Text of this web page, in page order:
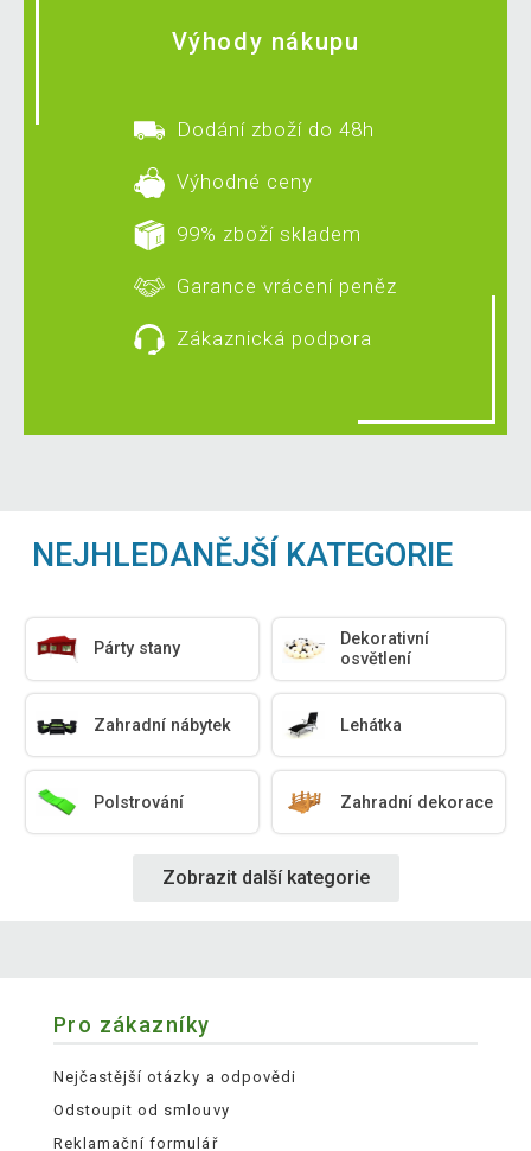
Výhody nákupu
Dodání zboží do 48h
Výhodné ceny
99% zboží skladem
Garance vrácení peněz
Zákaznická podpora
NEJHLEDANĚJŠÍ KATEGORIE
Párty stany
Dekorativní
osvětlení
Zahradní nábytek Lehátka
Polstrování Zahradní dekorace
Zobrazit další kategorie
Pro zákazníky
Nejčastější otázky a odpovědi
Odstoupit od smlouvy
Reklamační formulář